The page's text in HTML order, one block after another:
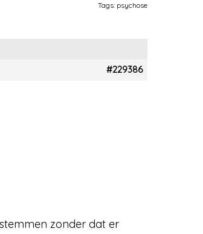
Tags: psychose
#229386
zonder dat er